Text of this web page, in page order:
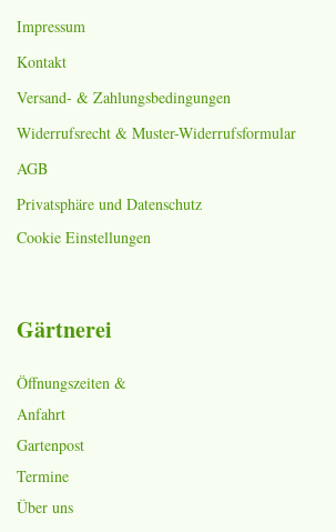
Impressum
Kontakt
Versand- & Zahlungsbedingungen
Widerrufsrecht & Muster-Widerrufsformular
AGB
Privatsphäre und Datenschutz
Cookie Einstellungen
Gärtnerei
Öffnungszeiten &
Anfahrt
Gartenpost
Termine
Über uns